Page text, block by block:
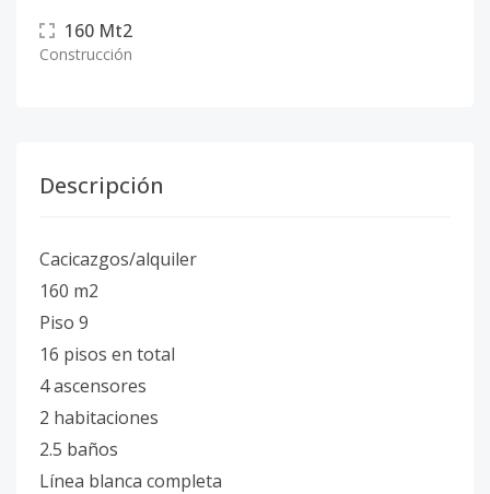
160 Mt2
Construcción
Descripción
Cacicazgos/alquiler
160 m2
Piso 9
16 pisos en total
4 ascensores
2 habitaciones
2.5 baños
Línea blanca completa